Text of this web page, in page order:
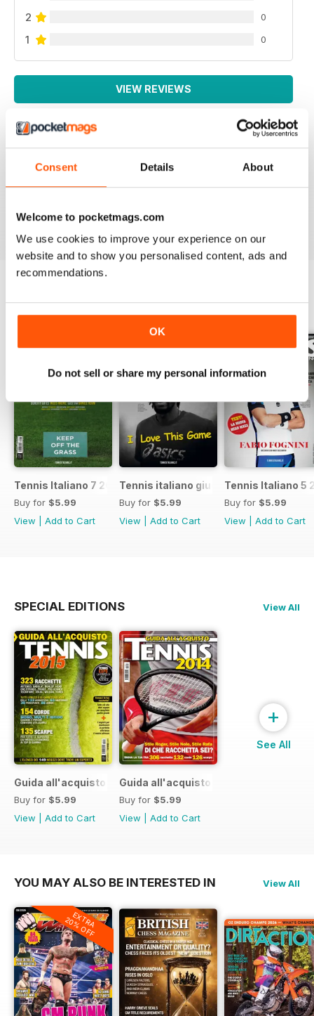
Consent Details About
Welcome to pocketmags.com
We use cookies to improve your experience on our
website and to show you personalised content, ads and
recommendations.
OK
Do not sell or share my personal information
2
0
1 0
VIEW REVIEWS
LA MIGLIORE IN ITALIANO!
Lo leggo da sempre, veramente ben fatto!
Tennis Italiano 7 2017
Buy for $5.99
View
Add to Cart
Tennis italiano giugno 2017
Buy for $5.99
View
Add to Cart
Tennis Italiano 5
Buy for $5.99
View
Add to Cart
SPECIAL EDITIONS View All
Guida all'acquisto 2015
Buy for $5.99
View
Add to Cart
Guida all'acquisto 2014
Buy for $5.99
View
Add to Cart
+
See All
YOU MAY ALSO BE INTERESTED IN View All
EXTRA
20% OFF